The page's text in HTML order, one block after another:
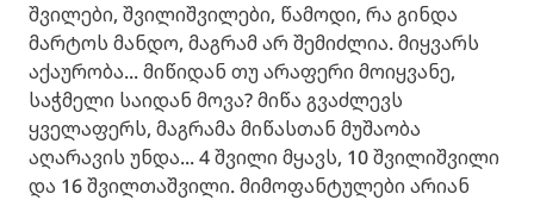
შვილები, შვილიშვილები, წამოდი, რა გინდა
მარტოს მანდო, მაგრამ არ შემიძლია. მიყვარს
აქაურობა... მიწიდან თუ არაფერი მოიყვანე,
საჭმელი საიდან მოვა? მიწა გვაძლევს
ყველაფერს, მაგრამა მიწასთან მუშაობა
აღარავის უნდა... 4 შვილი მყავს, 10 შვილიშვილი
და 16 შვილთაშვილი. მიმოფანტულები არიან